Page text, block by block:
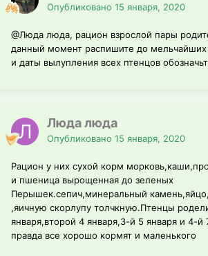
Опубликовано 15 января, 2020
@Люда люда, рацион взрослой пары
данный момент распишите до мельчайших
и даты вылупления всех птенцов
Люда люда
Опубликовано 15 января, 2020
Рацион у них сухой корм
и пшеница вырощенная до зеленых
Перышек.сепич,минеральный
,яичную скорлупу толчкную.Птенцы
января,второй 4 января,3-й 5 января и 4-й
правда все хорошо кормят и маленького